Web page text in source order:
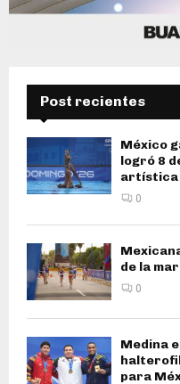
Post recientes
México
logró 8
artística
0
de la
0
Medina
para